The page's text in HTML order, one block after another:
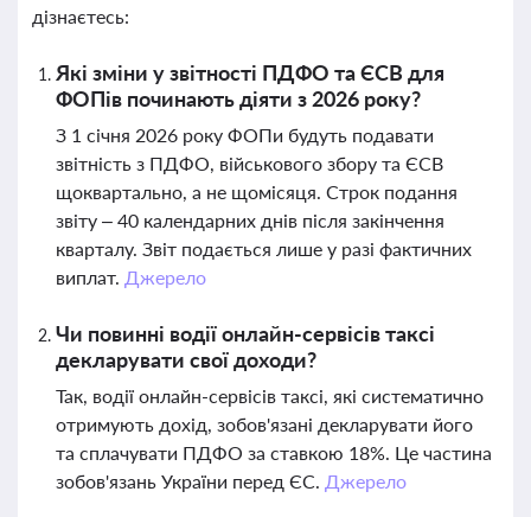
дізнаєтесь:
Які зміни у звітності ПДФО та ЄСВ для
ФОПів починають діяти з 2026 року?
З 1 січня 2026 року ФОПи будуть подавати
звітність з ПДФО, військового збору та ЄСВ
щоквартально, а не щомісяця. Строк подання
звіту – 40 календарних днів після закінчення
кварталу. Звіт подається лише у разі фактичних
виплат. Джерело
Чи повинні водії онлайн-сервісів таксі
декларувати свої доходи?
Так, водії онлайн-сервісів таксі, які систематично
отримують дохід, зобов'язані декларувати його
та сплачувати ПДФО за ставкою 18%. Це частина
зобов'язань України перед ЄС. Джерело